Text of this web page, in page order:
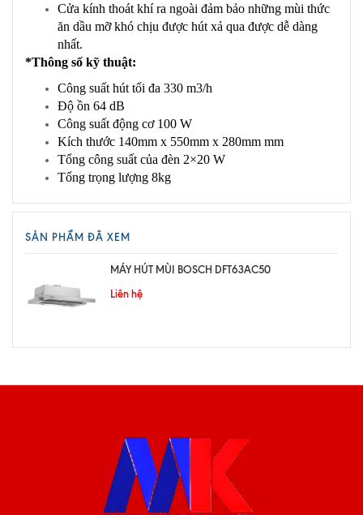
Cửa kính thoát khí ra ngoài đảm bảo những mùi thức
ăn dầu mỡ khó chịu được hút xả qua được dễ dàng
nhất.
*Thông số kỹ thuật:
Công suất hút tối đa 330 m3/h
Độ ồn 64 dB
Công suất động cơ 100 W
Kích thước 140mm x 550mm x 280mm mm
Tổng công suất của đèn 2×20 W
Tổng trọng lượng 8kg
SẢN PHẨM ĐÃ XEM
MÁY HÚT MÙI BOSCH DFT63AC50
Liên hệ